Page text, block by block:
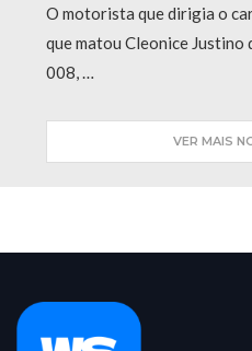
O motorista que dirigia o
que matou Cleonice Justino
008, …
VER MAIS